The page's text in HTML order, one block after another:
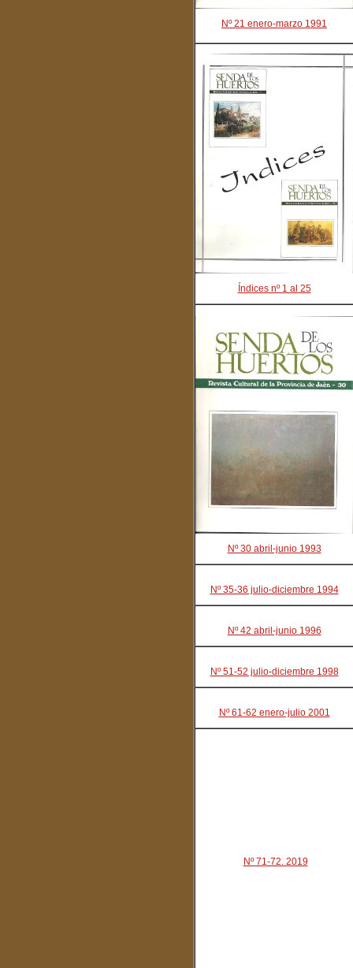
Nº 21 enero-marzo 1991
Índices nº 1 al 25
Nº 30 abril-junio 1993
Nº 35-36 julio-diciembre 1994
Nº 42 abril-junio 1996
Nº 51-52 julio-diciembre 1998
Nº 61-62 enero-julio 2001
Nº 71-72. 2019